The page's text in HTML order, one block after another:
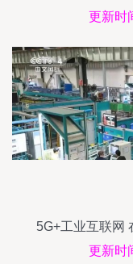
更新时
5G+工业互联网
更新时